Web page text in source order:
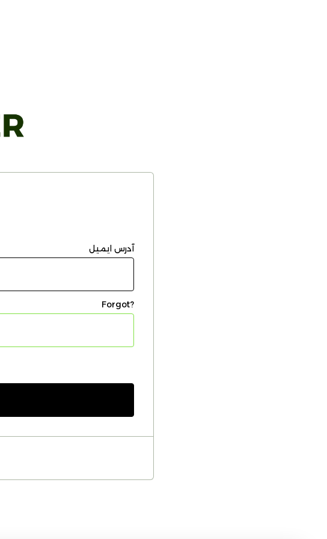
آدرس ایمیل
Forgot?